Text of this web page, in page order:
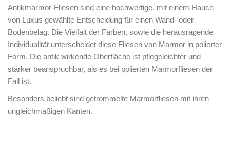
Antikmarmor-Fliesen sind eine hochwertige, mit einem Hauch
von Luxus gewählte Entscheidung für einen Wand- oder
Bodenbelag. Die Vielfalt der Farben, sowie die herausragende
Individualität unterscheidet diese Fliesen von Marmor in polierter
Form. Die antik wirkende Oberfläche ist pflegeleichter und
stärker beanspruchbar, als es bei polierten Marmorfliesen der
Fall ist.
Besonders beliebt sind getrommelte Marmorfliesen mit ihren
ungleichmäßigen Kanten.